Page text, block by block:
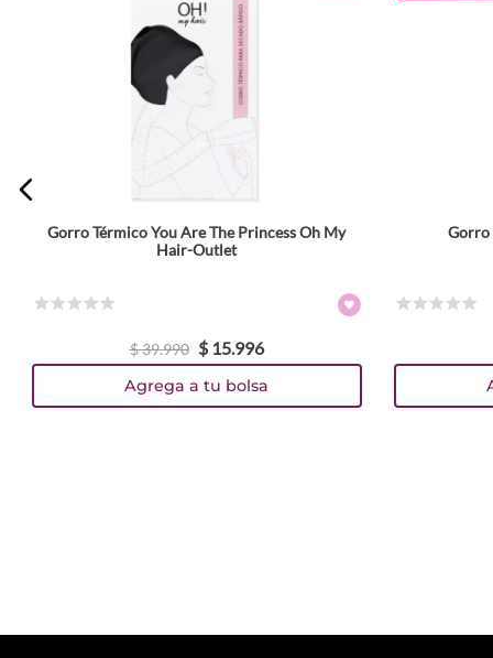
Gorro Térmico You Are The Princess Oh My
Hair-Outlet
$39.990 $ 15.996
Agrega a tu bolsa
Gorro